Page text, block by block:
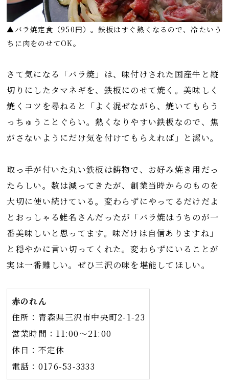
▲バラ焼定食（950円）。鉄板はすぐ熱くなるので、冷たいう
ちに肉をのせてOK。
さて気になる「バラ焼」は、味付けされた国産牛と縦
切りにしたタマネギを、鉄板にのせて焼く。美味しく
焼くコツを尋ねると「よく混ぜながら、焼いてもらう
っちゅうことぐらい。熱くなりやすい鉄板なので、焦
がさないようにだけ気を付けてもらえれば」と潔い。
取っ手が付いた丸い鉄板は鋳物で、お好み焼き用だっ
たらしい。数は減ってきたが、創業当時からのものを
大切に使い続けている。変わらずにやってるだけだよ
とおっしゃる蛯名さんだったが「バラ焼はうちのが一
番美味しいと思ってます。味だけは自信ありますね」
と穏やかに言い切ってくれた。変わらずにいることが
実は一番難しい。ぜひ三沢の味を堪能してほしい。
赤のれん
住所：青森県三沢市中央町2-1-23
営業時間：11:00～21:00
休日：不定休
電話：0176-53-3333